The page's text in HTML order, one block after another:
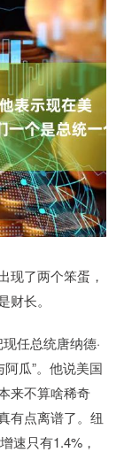
现了两个笨蛋，
长。
任总统唐纳德·
瓜”。他说美国
来不算啥稀奇
有点离谱了。纽
速只有1.4%，